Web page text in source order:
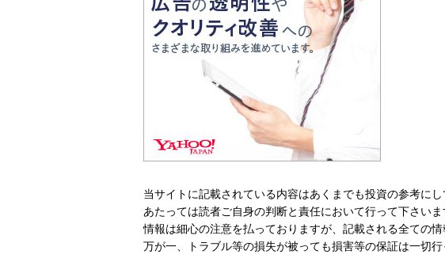
当サイトに記載されている内容はあくまでも投資の参考に
あたっては読者ご自身の判断と責任において行って下さい
情報は細心の注意を払っておりますが、記載される全ての
万が一、トラブル等の損失が被っても損害等の保証は一切